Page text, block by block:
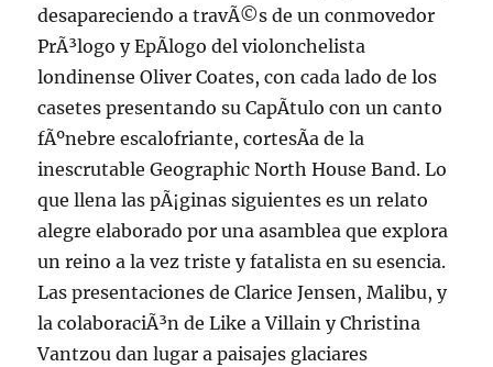
desapareciendo a travÃ©s de un conmovedor
PrÃ³logo y EpÃ­logo del violonchelista
londinense Oliver Coates, con cada lado de los
casetes presentando su CapÃ­tulo con un canto
fÃºnebre escalofriante, cortesÃ­a de la
inescrutable Geographic North House Band. Lo
que llena las pÃ¡ginas siguientes es un relato
alegre elaborado por una asamblea que explora
un reino a la vez triste y fatalista en su esencia.
Las presentaciones de Clarice Jensen, Malibu, y
la colaboraciÃ³n de Like a Villain y Christina
Vantzou dan lugar a paisajes glaciares